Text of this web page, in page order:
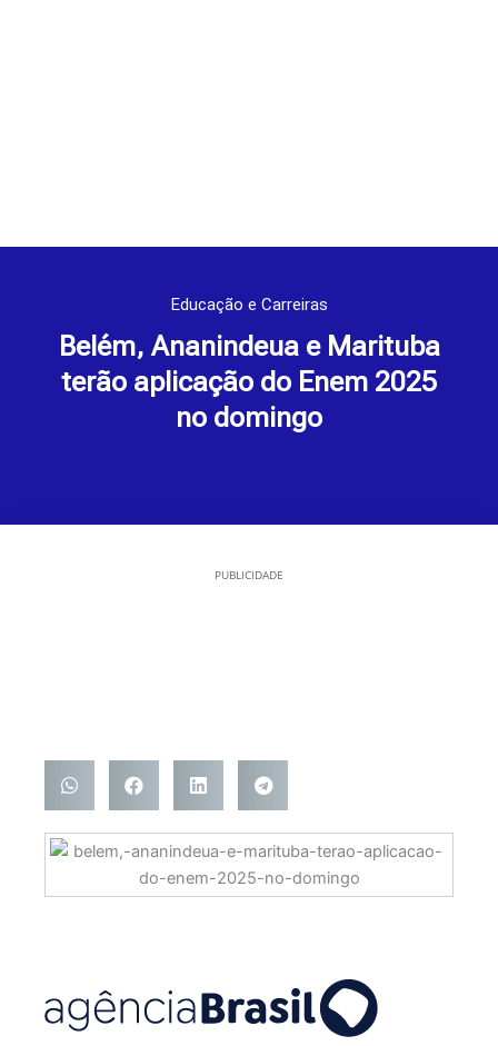
Educação e Carreiras
Belém, Ananindeua e Marituba
terão aplicação do Enem 2025
no domingo
PUBLICIDADE